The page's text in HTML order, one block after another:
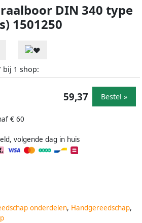
DIN 340 type
1501250
bij 1 shop:
€ 60
volgende dag in huis
59,37 Bestel »
onderdelen, Handgereedschap,